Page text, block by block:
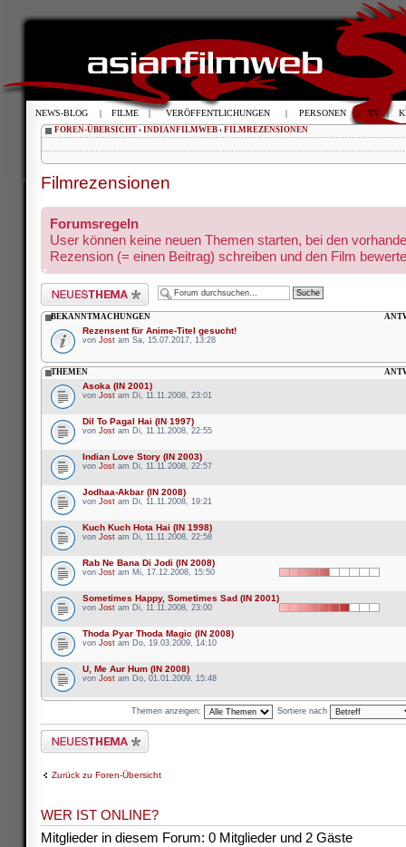
FOREN-ÜBERSICHT ‹ INDIANFILMWEB ‹ FILMREZENSIONEN
Filmrezensionen
Forumsregeln
User können keine neuen Themen starten, bei den
Rezension (= einen Beitrag) schreiben und den Film
Neues Thema erstellen
BEKANNTMACHUNGEN
Rezensent für Anime-Titel gesucht!
von Jost am Sa, 15.07.2017, 13:28
THEMEN
Asoka (IN 2001)
von Jost am Di, 11.11.2008, 23:01
Dil To Pagal Hai (IN 1997)
von Jost am Di, 11.11.2008, 22:55
Indian Love Story (IN 2003)
von Jost am Di, 11.11.2008, 22:57
Jodhaa-Akbar (IN 2008)
von Jost am Di, 11.11.2008, 19:21
Kuch Kuch Hota Hai (IN 1998)
von Jost am Di, 11.11.2008, 22:58
Rab Ne Bana Di Jodi (IN 2008)
von Jost am Mi, 17.12.2008, 15:50
Sometimes Happy, Sometimes Sad (IN 2001)
von Jost am Di, 11.11.2008, 23:00
Thoda Pyar Thoda Magic (IN 2008)
von Jost am Do, 19.03.2009, 14:10
U, Me Aur Hum (IN 2008)
von Jost am Do, 01.01.2009, 15:48
Themen anzeigen: Sortiere nach
Neues Thema erstellen
Zurück zu Foren-Übersicht
WER IST ONLINE?
Mitglieder in diesem Forum: 0 Mitglieder und 2 Gäste
NEWS-BLOG | FILME | VERÖFFENTLICHUNGEN | PERSONEN | TV |